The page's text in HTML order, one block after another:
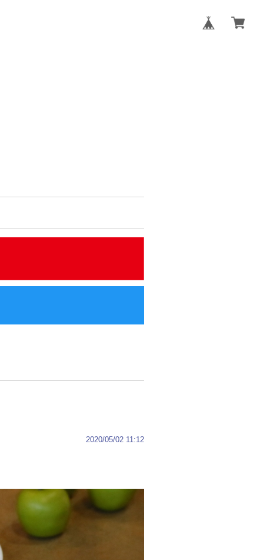
2020/05/02 11:12